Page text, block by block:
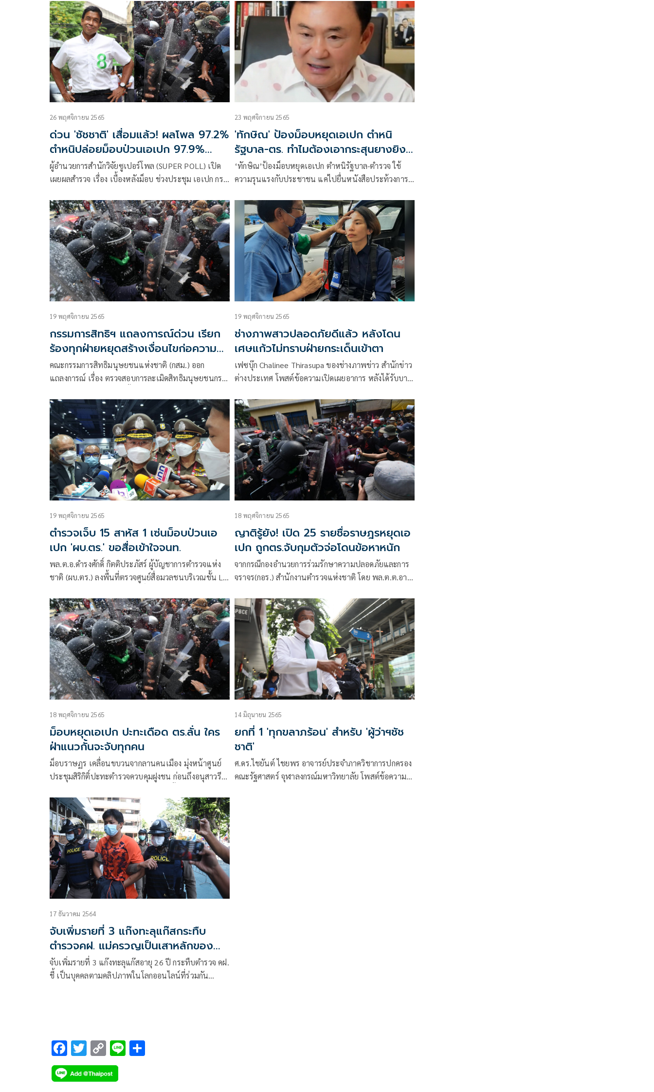
พิพาทใกล้ประสาทตาเมือนธม จังหวัดสุรินทร์ ว่า ขณะนี้
ยังไม่มีเหตุการณ์ผิดปกติเกิดขึ้น
26 พฤศจิกายน 2565
ด่วน 'ชัชชาติ' เสื่อมแล้ว! ผลโพล 97.2%
ตำหนิปล่อยม็อบป่วนเอเปก 97.9%
พอใจตำรวจ
ผู้อำนวยการสำนักวิจัยซูเปอร์โพล (SUPER POLL) เปิด
เผยผลสำรวจ เรื่อง เบื้องหลังม็อบ ช่วงประชุม เอเปก กรณี
โครงการทั้งการวิจัยเชิงปริมาณ (Quantitative
Research) และการวิจัยเชิงคุณภาพ (Qualitative
Research
23 พฤศจิกายน 2565
'ทักษิณ' ป้องม็อบหยุดเอเปก ตำหนิ
รัฐบาล-ตร. ทำไมต้องเอากระสุนยางยิง
ปชช.จนตาบอด
‘ทักษิณ’ป้องม็อบหยุดเอเปก ตำหนิรัฐบาล-ตำรวจ ใช้
ความรุนแรงกับประชาชน แค่ไปยื่นหนังสือประท้วงการ
ประชาชนจนตาบอด
19 พฤศจิกายน 2565
กรรมการสิทธิฯ แถลงการณ์ด่วน เรียก
ร้องทุกฝ่ายหยุดสร้างเงื่อนไขก่อความ
รุนแรง
คณะกรรมการสิทธิมนุษยชนแห่งชาติ (กสม.) ออก
แถลงการณ์ เรื่อง ตรวจสอบการละเมิดสิทธิมนุษยชนกรณี
มีเนื้อหาระบุว่าตามที่ได้เกิดการปะทะ
19 พฤศจิกายน 2565
ช่างภาพสาวปลอดภัยดีแล้ว หลังโดน
เศษแก้วไม่ทราบฝ่ายกระเด็นเข้าตา
เฟซบุ๊ก Chalinee Thirasupa ของช่างภาพข่าว สำนักข่าว
ต่างประเทศ โพสต์ข้อความเปิดเผยอาการ หลังได้รับบาด
เจ้าหน้าตำรวจชุดควบคุมฝูงชน ว่า
19 พฤศจิกายน 2565
ตำรวจเจ็บ 15 สาหัส 1 เซ่นม็อบป่วนเอ
เปก 'ผบ.ตร.' ขอสื่อเข้าใจจนท.
พล.ต.อ.ดำรงศักดิ์ กิตติประภัสร์ ผู้บัญชาการตำรวจแห่ง
ชาติ (ผบ.ตร.) ลงพื้นที่ตรวจศูนย์สื่อมวลชนบริเวณชั้น LG
18 พฤศจิกายน 2565
ญาติรู้ยัง! เปิด 25 รายชื่อราษฎรหยุดเอ
เปก ถูกตร.จับกุมตัวจ่อโดนข้อหาหนัก
จากกรณีกองอำนวยการร่วมรักษาความปลอดภัยและการ
จราจร(กอร.) สำนักงานตำรวจแห่งชาติ โดย พล.ต.ต.อา
ชุมนุมที่เรียกตัวเองว่าราษฎรหยุดเอเปก
18 พฤศจิกายน 2565
ม็อบหยุดเอเปก ปะทะเดือด ตร.ลั่น ใคร
ฝ่าแนวกั้นจะจับทุกคน
ม็อบราษฏร เคลื่อนขบวนจากลานคนเมือง มุ่งหน้าศูนย์
ประชุมสิริกิติ์ปะทะตำรวจควบคุมฝูงชน ก่อนถึงอนุสาวรีย์
14 มิถุนายน 2565
ยกที่ 1 'ทุกขลาภร้อน' สำหรับ 'ผู้ว่าฯชัช
ชาติ'
ศ.ดร.ไชยันต์ ไชยพร อาจารย์ประจำภาควิชาการปกครอง
คณะรัฐศาสตร์ จุฬาลงกรณ์มหาวิทยาลัย โพสต์ข้อความ
17 ธันวาคม 2564
จับเพิ่มรายที่ 3 แก๊งทะลุแก๊สกระทืบ
ตำรวจคฝ. แม่ครวญเป็นเสาหลักของ
ครอบครัว
จับเพิ่มรายที่ 3 แก๊งทะลุแก๊สอายุ 26 ปี กระทืบตำรวจ คฝ.
ชี้ เป็นบุคคลตามคลิปภาพในโลกออนไลน์ที่ร่วมกัน
F
ac
e
T
wi
tt
C
o
p
Li